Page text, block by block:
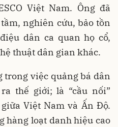
Việt Nam. Ông đã
nghiên cứu, bảo tồn
dân ca quan họ cổ,
thuật dân gian khác.
trong việc quảng bá dân
thế giới; là “cầu nối”
Việt Nam và Ấn Độ.
hàng loạt danh hiệu cao